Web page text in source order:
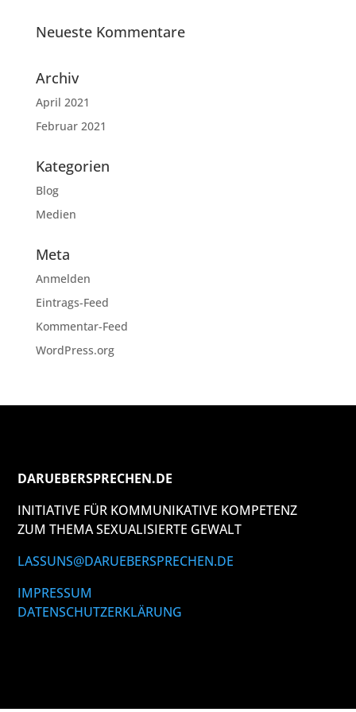
Neueste Kommentare
Archiv
April 2021
Februar 2021
Kategorien
Blog
Medien
Meta
Anmelden
Eintrags-Feed
Kommentar-Feed
WordPress.org
DARUEBERSPRECHEN.DE
INITIATIVE FÜR KOMMUNIKATIVE KOMPETENZ
ZUM THEMA SEXUALISIERTE GEWALT
LASSUNS@DARUEBERSPRECHEN.DE
IMPRESSUM
DATENSCHUTZERKLÄRUNG